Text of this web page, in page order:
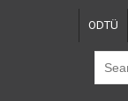
ODTÜ